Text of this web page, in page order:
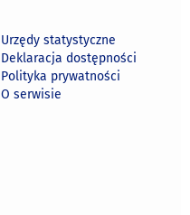
Urzędy statystyczne
Deklaracja dostępności
Polityka prywatności
O serwisie